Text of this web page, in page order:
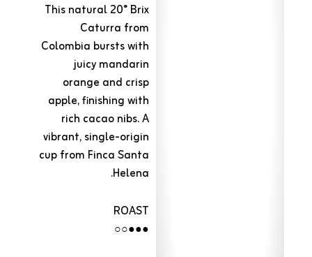
This natural 20° Brix
Caturra from
Colombia bursts with
juicy mandarin
orange and crisp
apple, finishing with
rich cacao nibs. A
vibrant, single-origin
cup from Finca Santa
Helena.
ROAST
●●●○○